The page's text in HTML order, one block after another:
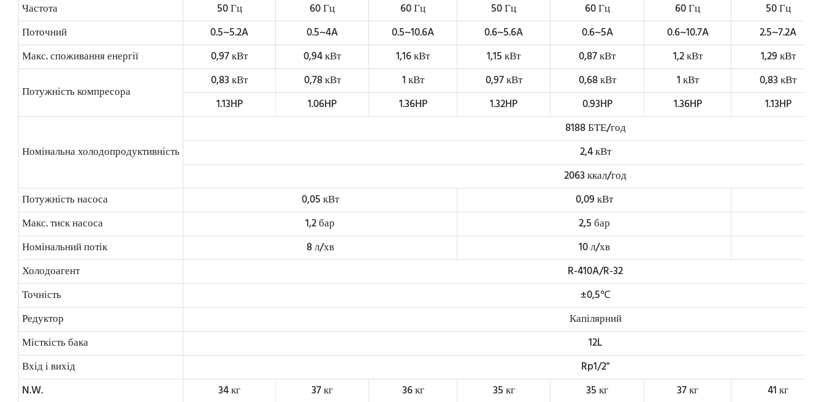
Частота
50 Гц 60 Гц 60 Гц 50 Гц 60 Гц 60 Гц
50 Гц
Поточний
0.5~5.2A 0.5~4A 0.5~10.6A 0.6~5.6A 0.6~5A 0.6~10.7A
2.5~7.2A
Макс. споживання енергії
0,97 кВт 0,94 кВт 1,16 кВт 1,15 кВт 0,87 кВт 1,2 кВт 1,29 кВт
Потужність компресора
0,83 кВт 0,78 кВт 1 кВт 0,97 кВт 0,68 кВт 1 кВт
0,83 кВт
1.13HP
1.06HP 1.36HP 1.32HP 0.93HP 1.36HP 1.13HP
Номінальна холодопродуктивність
8188 БТЕ/год
2,4 кВт
2063 ккал/год
Потужність насоса
0,05 кВт 0,09 кВт
Макс. тиск насоса
1,2 бар 2,5 бар
Номінальний потік
8 л/хв
10 л/хв
Холодоагент
R-410A/R-32
Точність
±0,5℃
Редуктор
Капілярний
Місткість бака
12L
Вхід і вихід
Rp1/2"
N.W.
34 кг 37 кг 36 кг 35 кг 35 кг 37 кг
41 кг